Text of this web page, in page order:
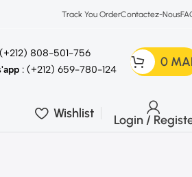
Track You OrderContactez-Nous
808-501-756
: (+212) 659-780-124
0
Wishlist Login /